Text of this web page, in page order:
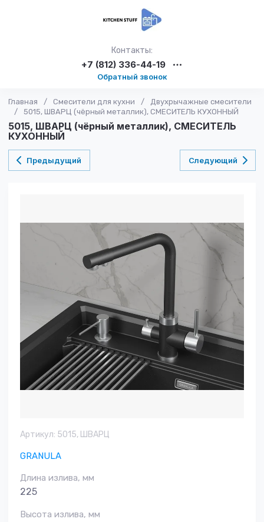
Контакты:
+7 (812) 336-44-19
Обратный звонок
Главная / Смесители для кухни /
Двухрычажные смесители
/
5015, ШВАРЦ (чёрный металлик), СМЕСИТЕЛЬ КУХОННЫЙ
5015, ШВАРЦ (чёрный металлик), СМЕСИТЕЛЬ
КУХОННЫЙ
Предыдущий Следующий
Артикул: 5015, ШВАРЦ
GRANULA
Длина излива, мм
225
Высота излива, мм